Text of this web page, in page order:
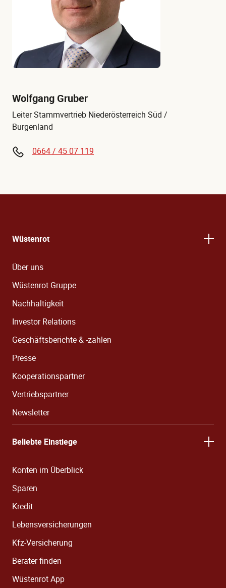
Wolfgang Gruber
Leiter Stammvertrieb Niederösterreich Süd /
Burgenland
0664 / 45 07 119
Wüstenrot
Über uns
Wüstenrot Gruppe
Nachhaltigkeit
Investor Relations
Geschäftsberichte & -zahlen
Presse
Kooperationspartner
Vertriebspartner
Newsletter
Beliebte Einstiege
Konten im Überblick
Sparen
Kredit
Lebensversicherungen
Kfz-Versicherung
Berater finden
Wüstenrot App